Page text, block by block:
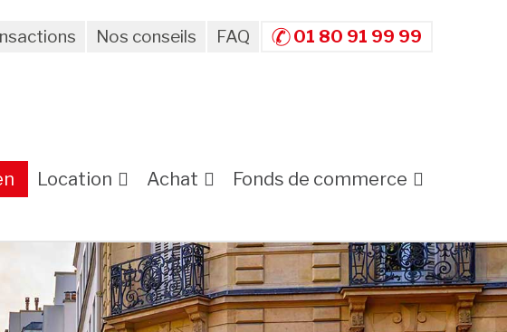
Nos conseils FAQ 01 80 91 99 99
Location Achat Fonds de commerce